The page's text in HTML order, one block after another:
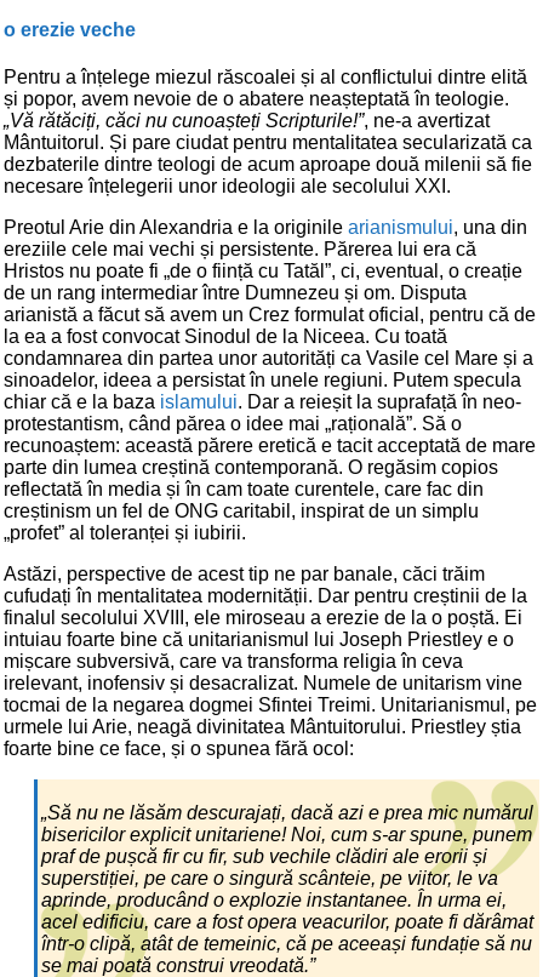
o erezie veche
Pentru a înțelege miezul răscoalei și al conflictului dintre elită
și popor, avem nevoie de o abatere neașteptată în teologie.
„Vă rătăciți, căci nu cunoașteți Scripturile!”, ne-a avertizat
Mântuitorul. Și pare ciudat pentru mentalitatea secularizată ca
dezbaterile dintre teologi de acum aproape două milenii să fie
necesare înțelegerii unor ideologii ale secolului XXI.
Preotul Arie din Alexandria e la originile arianismului, una din
ereziile cele mai vechi și persistente. Părerea lui era că
Hristos nu poate fi „de o ființă cu Tatăl”, ci, eventual, o creație
de un rang intermediar între Dumnezeu și om. Disputa
arianistă a făcut să avem un Crez formulat oficial, pentru că de
la ea a fost convocat Sinodul de la Niceea. Cu toată
condamnarea din partea unor autorități ca Vasile cel Mare și a
sinoadelor, ideea a persistat în unele regiuni. Putem specula
chiar că e la baza islamului. Dar a reieșit la suprafață în neo-
protestantism, când părea o idee mai „rațională”. Să o
recunoaștem: această părere eretică e tacit acceptată de mare
parte din lumea creștină contemporană. O regăsim copios
reflectată în media și în cam toate curentele, care fac din
creștinism un fel de ONG caritabil, inspirat de un simplu
„profet” al toleranței și iubirii.
Astăzi, perspective de acest tip ne par banale, căci trăim
cufudați în mentalitatea modernității. Dar pentru creștinii de la
finalul secolului XVIII, ele miroseau a erezie de la o poștă. Ei
intuiau foarte bine că unitarianismul lui Joseph Priestley e o
mișcare subversivă, care va transforma religia în ceva
irelevant, inofensiv și desacralizat. Numele de unitarism vine
tocmai de la negarea dogmei Sfintei Treimi. Unitarianismul, pe
urmele lui Arie, neagă divinitatea Mântuitorului. Priestley știa
foarte bine ce face, și o spunea fără ocol:
„Să nu ne lăsăm descurajați, dacă azi e prea mic numărul
bisericilor explicit unitariene! Noi, cum s-ar spune, punem
praf de pușcă fir cu fir, sub vechile clădiri ale erorii și
superstiției, pe care o singură scânteie, pe viitor, le va
aprinde, producând o explozie instantanee. În urma ei,
acel edificiu, care a fost opera veacurilor, poate fi dărâmat
într-o clipă, atât de temeinic, că pe aceeași fundație să nu
se mai poată construi vreodată.”